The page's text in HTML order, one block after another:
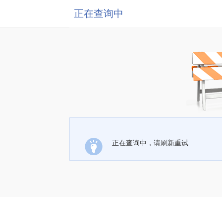
正在查询中
正在查询中，请刷新重试